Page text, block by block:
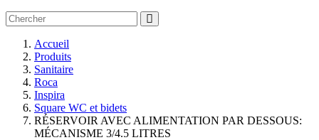
Accueil
Produits
Sanitaire
Roca
Inspira
Square WC et bidets
RÉSERVOIR AVEC ALIMENTATION PAR DESSOUS:
MÉCANISME 3/4.5 LITRES